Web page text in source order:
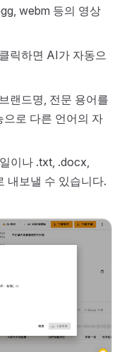
webm 등의 영상
릭하면 AI가 자동으
랜드명, 전문 용어를
으로 다른 언어의 자
이나 .txt, .docx,
내보낼 수 있습니다.